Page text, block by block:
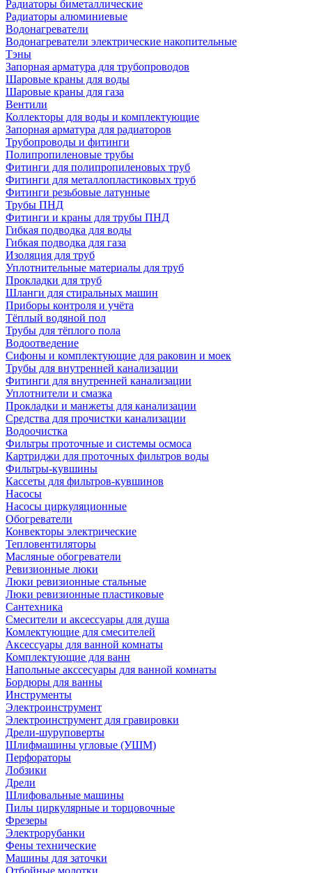
Радиаторы биметаллические
Радиаторы алюминиевые
Водонагреватели
Водонагреватели электрические накопительные
Тэны
Запорная арматура для трубопроводов
Шаровые краны для воды
Шаровые краны для газа
Вентили
Коллекторы для воды и комплектующие
Запорная арматура для радиаторов
Трубопроводы и фитинги
Полипропиленовые трубы
Фитинги для полипропиленовых труб
Фитинги для металлопластиковых труб
Фитинги резьбовые латунные
Трубы ПНД
Фитинги и краны для трубы ПНД
Гибкая подводка для воды
Гибкая подводка для газа
Изоляция для труб
Уплотнительные материалы для труб
Прокладки для труб
Шланги для стиральных машин
Приборы контроля и учёта
Тёплый водяной пол
Трубы для тёплого пола
Водоотведение
Сифоны и комплектующие для раковин и моек
Трубы для внутренней канализации
Фитинги для внутренней канализации
Уплотнители и смазка
Прокладки и манжеты для канализации
Средства для прочистки канализации
Водоочистка
Фильтры проточные и системы осмоса
Картриджи для проточных фильтров воды
Фильтры-кувшины
Кассеты для фильтров-кувшинов
Насосы
Насосы циркуляционные
Обогреватели
Конвекторы электрические
Тепловентиляторы
Масляные обогреватели
Ревизионные люки
Люки ревизионные стальные
Люки ревизионные пластиковые
Сантехника
Смесители и аксессуары для душа
Комлектующие для смесителей
Аксессуары для ванной комнаты
Комплектующие для ванн
Напольные акссесуары для ванной комнаты
Бордюры для ванны
Инструменты
Электроинструмент
Электроинструмент для гравировки
Дрели-шуруповерты
Шлифмашины угловые (УШМ)
Перфораторы
Лобзики
Дрели
Шлифовальные машины
Пилы циркулярные и торцовочные
Фрезеры
Электрорубанки
Фены технические
Машины для заточки
Отбойные молотки